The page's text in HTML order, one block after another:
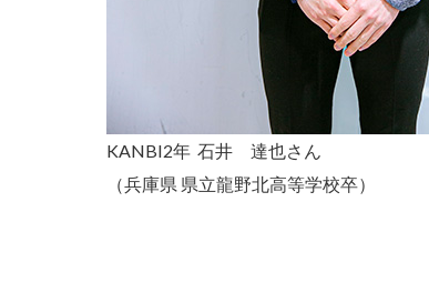
KANBI2年 石井 達也さん
（兵庫県 県立龍野北高等学校卒）